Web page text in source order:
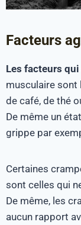
Facteurs
Les facteurs
musculaire sont
de café, de thé
De même un
grippe par
Certaines
sont celles qui
De même, les
aucun rapport